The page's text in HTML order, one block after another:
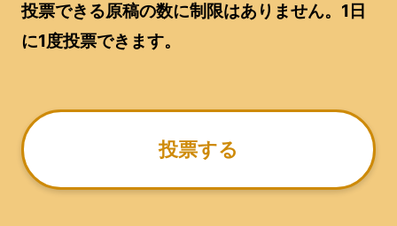
投票できる原稿の数に制限はありません。1日
に1度投票できます。
投票する